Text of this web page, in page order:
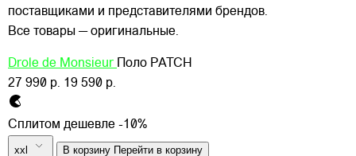
поставщиками и представителями брендов.
Все товары — оригинальные.
Drole de Monsieur
Поло PATCH
27 990 р. 19 590 р.
Сплитом дешевле -10%
xxl В корзину Перейти в корзину